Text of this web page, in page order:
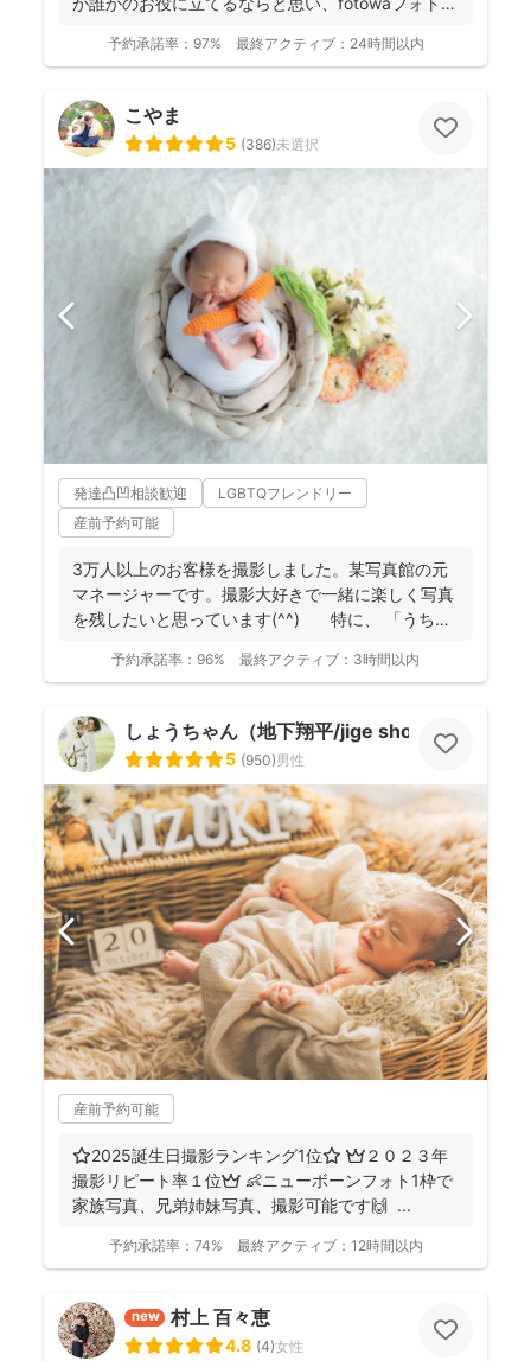
予約承諾率： 97% 最終アクティブ： 24時間以内
こやま
5 (386)未選択
発達凸凹相談歓迎
LGBTQフレンドリー
産前予約可能
3万人以上のお客様を撮影しました。某写真館の元
マネージャーです。撮影大好きで一緒に楽しく写真
を残したいと思っています(^^) 特に、 「うち
予約承諾率： 96% 最終アクティブ： 3時間以内
しょうちゃん（地下翔平/jige shohe）
5 (950)男性
産前予約可能
⭐️2025誕生日撮影ランキング1位⭐️ 👑２０２３年
撮影リピート率１位👑 👶ニューボーンフォト1枠で
家族写真、兄弟姉妹写真、撮影可能です🙌 ...
予約承諾率： 74% 最終アクティブ： 12時間以内
new 村上 百々恵
4.8 (4)女性